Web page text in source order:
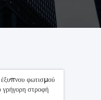
έξυπνου φωτισμού
στροφή